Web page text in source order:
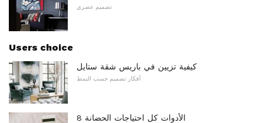
تصميم عصري
Users choice
كيفية تزيين في باريس شقة ستايل
أفكار تصميم حسب النمط
8 الأدوات كل احتياجات الحضانة